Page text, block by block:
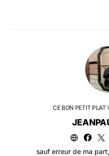
CE BON PETIT PLAT
sauf erreur de ma